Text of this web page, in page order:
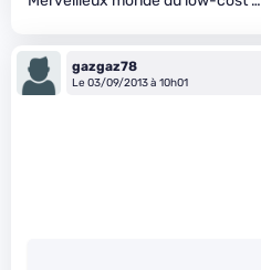
gazgaz78
Le 03/09/2013 à 10h01